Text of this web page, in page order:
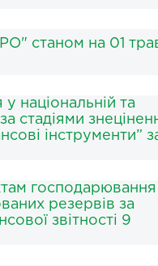
станом на 01
національній та
стадіями
інструменти”
господарювання
резервів за
звітності 9